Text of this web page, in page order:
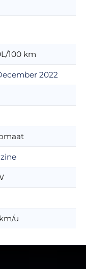
100 km
2022
u